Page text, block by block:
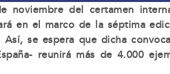
del certamen
en el marco de la séptima
se espera que dicha
reunirá más de 4.000